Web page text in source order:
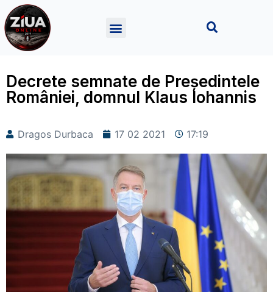
Decrete semnate de Președintele
României, domnul Klaus Iohannis
Dragos Durbaca 17 02 2021 17:19